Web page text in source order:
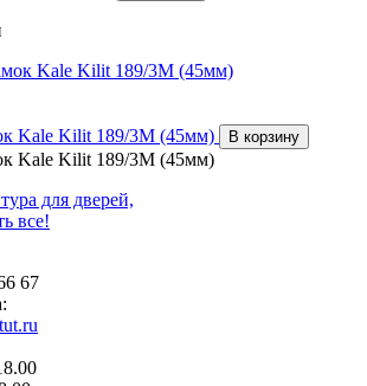
Kale Kilit 189/3M (45мм)
В корзину
Kale Kilit 189/3M (45мм)
для дверей,
все!
67